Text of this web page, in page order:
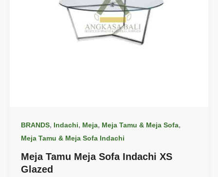
BRANDS, Indachi, Meja, Meja Tamu & Meja Sofa,
Meja Tamu & Meja Sofa Indachi
Meja Tamu Meja Sofa Indachi XS
Glazed